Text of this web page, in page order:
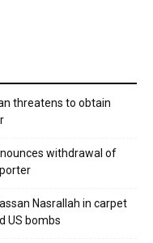
threatens to obtain
withdrawal of
Nasrallah in carpet
US bombs